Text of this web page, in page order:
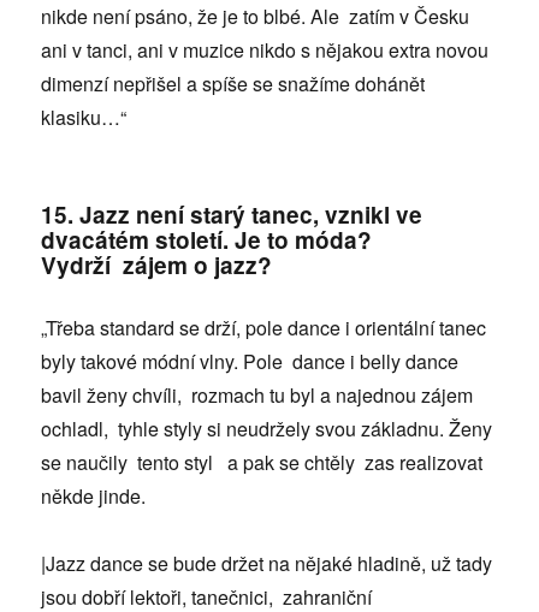
nikde není psáno, že je to blbé. Ale zatím v Česku
ani v tanci, ani v muzice nikdo s nějakou extra novou
dimenzí nepřišel a spíše se snažíme dohánět
klasiku…“
15. Jazz není starý tanec, vznikl ve
dvacátém století. Je to móda?
Vydrží zájem o jazz?
„Třeba standard se drží, pole dance i orientální tanec
byly takové módní vlny. Pole dance i belly dance
bavil ženy chvíli, rozmach tu byl a najednou zájem
ochladl, tyhle styly si neudržely svou základnu. Ženy
se naučily tento styl a pak se chtěly zas realizovat
někde jinde.
|Jazz dance se bude držet na nějaké hladině, už tady
jsou dobří lektoři, tanečnici, zahraniční